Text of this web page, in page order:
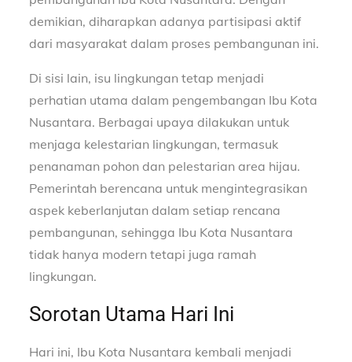
demikian, diharapkan adanya partisipasi aktif
dari masyarakat dalam proses pembangunan ini.
Di sisi lain, isu lingkungan tetap menjadi
perhatian utama dalam pengembangan Ibu Kota
Nusantara. Berbagai upaya dilakukan untuk
menjaga kelestarian lingkungan, termasuk
penanaman pohon dan pelestarian area hijau.
Pemerintah berencana untuk mengintegrasikan
aspek keberlanjutan dalam setiap rencana
pembangunan, sehingga Ibu Kota Nusantara
tidak hanya modern tetapi juga ramah
lingkungan.
Sorotan Utama Hari Ini
Hari ini, Ibu Kota Nusantara kembali menjadi